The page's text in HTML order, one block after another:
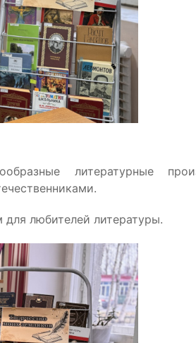
литературные
любителей литературы.